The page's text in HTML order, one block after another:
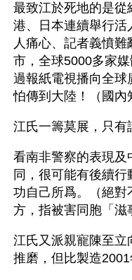
最致江於死地的是從
港、日本連續舉行活
人痛心、記者義憤
市，全球5000多家
過報紙電視播向全
怕傳到大陸！（國內
江氏一籌莫展，只有
看南非警察的表現
同，很可能有後續
功自己所爲。（絕對
方，指被害同胞「滋
江氏又派親寵陳至
推磨，但比製造